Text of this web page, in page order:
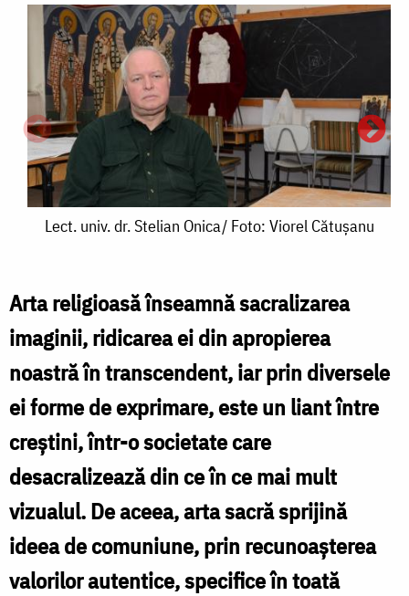
Lect.
Stelian
Onica/
Foto:
Viorel
Cătuşanu
Lect. univ. dr. Stelian Onica/ Foto: Viorel Cătuşanu
Arta religioasă înseamnă sacralizarea
imaginii, ridicarea ei din apropierea
noastră în transcendent, iar prin diversele
ei forme de exprimare, este un liant între
creştini, într-o societate care
desacralizează din ce în ce mai mult
vizualul. De aceea, arta sacră sprijină
ideea de comuniune, prin recunoaşterea
valorilor autentice, specifice în toată